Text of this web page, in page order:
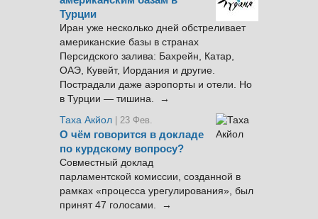
Турции
Иран уже несколько дней обстреливает
американские базы в странах
Персидского залива: Бахрейн, Катар,
ОАЭ, Кувейт, Иордания и другие.
Пострадали даже аэропорты и отели. Но
в Турции — тишина. →
Таха Акйол | 23 Фев.
О чём говорится в докладе
по курдскому вопросу?
Совместный доклад
парламентской комиссии, созданной в
рамках «процесса урегулирования», был
принят 47 голосами. →